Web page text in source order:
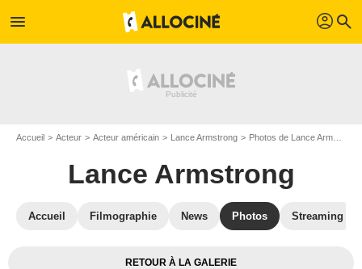
menu profil search
Accueil Acteur Acteur américain Lance Armstrong Photos de Lance Armstrong
Lance Armstrong
Accueil Filmographie News Photos Streaming
RETOUR À LA GALERIE